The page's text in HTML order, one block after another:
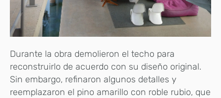
Durante la obra demolieron el techo para
reconstruirlo de acuerdo con su diseño original.
Sin embargo, refinaron algunos detalles y
reemplazaron el pino amarillo con roble rubio, que